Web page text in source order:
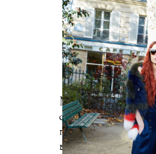
Мы не знаем,
специально или
в год Теллер